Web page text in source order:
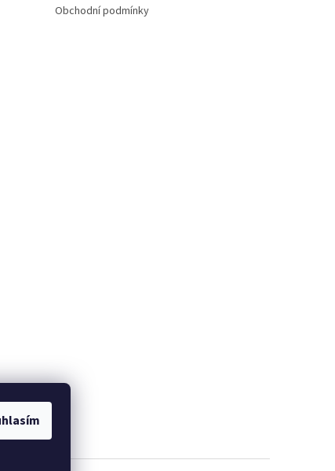
Obchodní podmínky